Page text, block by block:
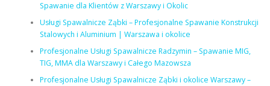
Spawanie dla Klientów z Warszawy i Okolic
Usługi Spawalnicze Ząbki – Profesjonalne Spawanie Konstrukcji
Stalowych i Aluminium | Warszawa i okolice
Profesjonalne Usługi Spawalnicze Radzymin – Spawanie MIG,
TIG, MMA dla Warszawy i Całego Mazowsza
Profesjonalne Usługi Spawalnicze Ząbki i okolice Warszawy –